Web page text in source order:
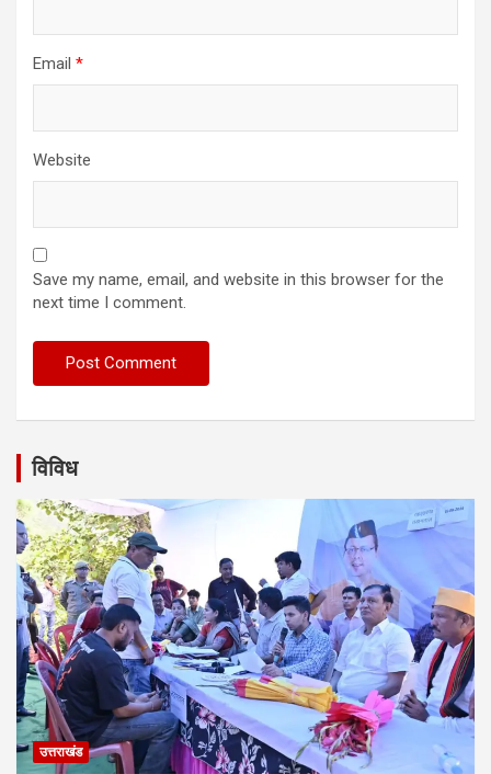
Email *
Website
Save my name, email, and website in this browser for the
next time I comment.
विविध
उत्तराखंड